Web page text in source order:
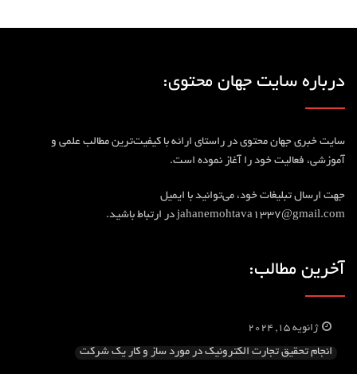
درباره سایت جهان محتوی:
سایت خبری جهان محتوی در راستای ارائه با کیفیت‎‌ترین مطالب علمی و
آموزشی، فعالیت خود را آغاز نموده است.
جهت ارسال تبلیغات خود، می‌توانید با ایمیل
jahanemohtava1337@gmail.com در ارتباط باشید.
آخرین مطالب:
ژانویه 15, 2024
انجام تحقیق تجارت الکترونیک در مورد ساز و کار یک شرکت